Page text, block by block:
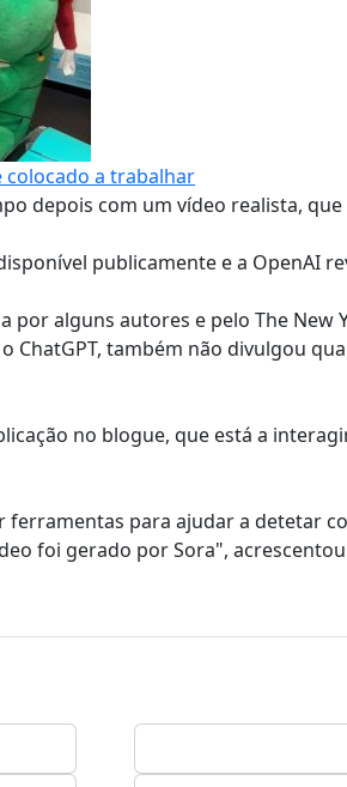
colocado a trabalhar
depois com um vídeo realista,
publicamente e a OpenAI
por alguns autores e pelo The
ChatGPT, também não divulgou
no blogue, que está a
ferramentas para ajudar a detetar
foi gerado por Sora",